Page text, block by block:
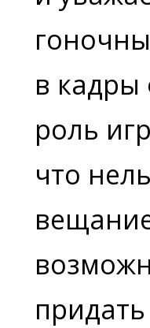
в кадры
роль
что